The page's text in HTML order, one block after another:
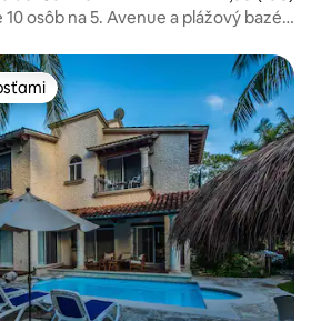
osôb na 5. Avenue a plážový bazén